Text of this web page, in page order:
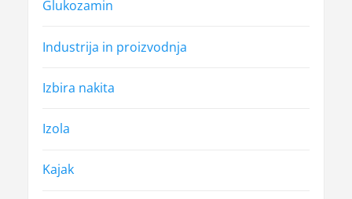
Glukozamin
Industrija in proizvodnja
Izbira nakita
Izola
Kajak